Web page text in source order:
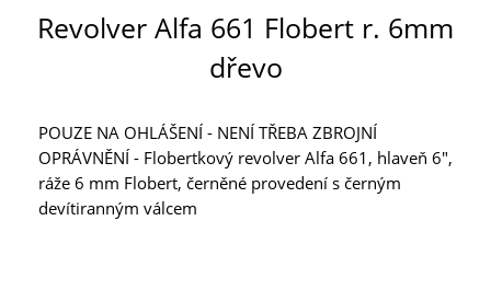
Revolver Alfa 661 Flobert r. 6mm
dřevo
POUZE NA OHLÁŠENÍ - NENÍ TŘEBA ZBROJNÍ
OPRÁVNĚNÍ - Flobertkový revolver Alfa 661, hlaveň 6",
ráže 6 mm Flobert, černěné provedení s černým
devítiranným válcem